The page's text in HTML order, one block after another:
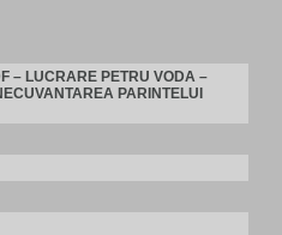
– LUCRARE PETRU VODA –
PARINTELUI